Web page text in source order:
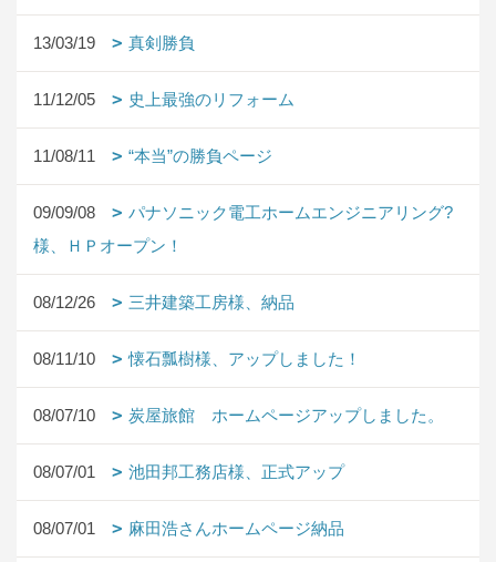
13/03/19 真剣勝負
11/12/05 史上最強のリフォーム
11/08/11 “本当”の勝負ページ
09/09/08
パナソニック電工ホームエンジニアリング?
様、ＨＰオープン！
08/12/26 三井建築工房様、納品
08/11/10 懐石瓢樹様、アップしました！
08/07/10 炭屋旅館 ホームページアップしました。
08/07/01 池田邦工務店様、正式アップ
08/07/01 麻田浩さんホームページ納品